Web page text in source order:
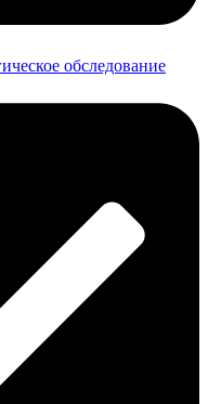
обследование